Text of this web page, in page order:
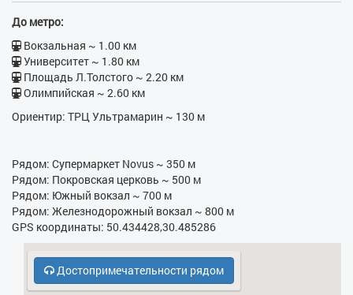
- Бойлер
- Электрочайник
- Бесплатная парковка
- Кодовый замок в парадном
- Охрана, консьерж
До метро:
Вокзальная ~ 1.00 км
Университет ~ 1.80 км
Площадь Л.Толстого ~ 2.20 км
Олимпийская ~ 2.60 км
Ориентир: ТРЦ Ультрамарин ~ 130 м
Рядом: Супермаркет Novus ~ 350 м
Рядом: Покровская церковь ~ 500 м
Рядом: Южный вокзал ~ 700 м
Рядом: Железнодорожный вокзал ~ 800 м
GPS координаты: 50.434428,30.485286
Достопримечательности рядом